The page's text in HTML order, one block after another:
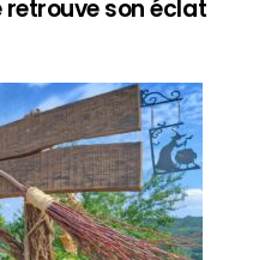
retrouve son éclat